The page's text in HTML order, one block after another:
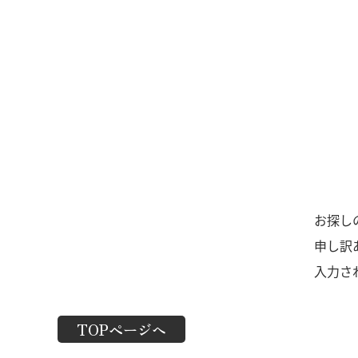
お探し
申し訳
入力さ
TOPページへ